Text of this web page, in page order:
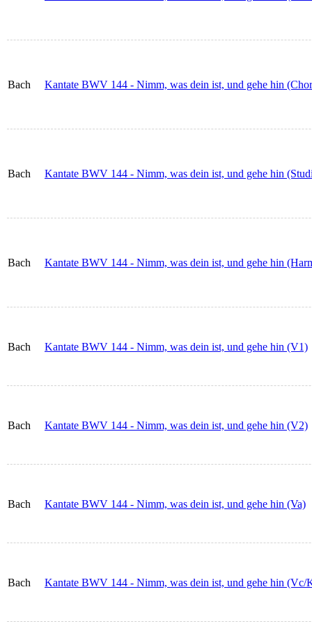
Bach Kantate BWV 144 - Nimm, was dein ist, und gehe hin
Bach Kantate BWV 144 - Nimm, was dein ist, und gehe hin
Bach Kantate BWV 144 - Nimm, was dein ist, und gehe hin
Bach Kantate BWV 144 - Nimm, was dein ist, und gehe hin (V1)
Bach Kantate BWV 144 - Nimm, was dein ist, und gehe hin (V2)
Bach Kantate BWV 144 - Nimm, was dein ist, und gehe hin (Va)
Bach Kantate BWV 144 - Nimm, was dein ist, und gehe hin (Vc/